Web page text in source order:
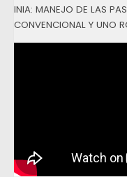
INIA: MANEJO DE LAS
CONVENCIONAL Y UNO